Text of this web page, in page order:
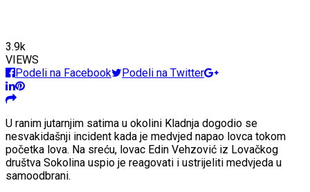
3.9k
VIEWS
Podeli na Facebook
Podeli na Twitter
U ranim jutarnjim satima u okolini Kladnja dogodio se
nesvakidašnji incident kada je medvjed napao lovca tokom
početka lova. Na sreću, lovac Edin Vehzović iz Lovačkog
društva Sokolina uspio je reagovati i ustrijeliti medvjeda u
samoodbrani.